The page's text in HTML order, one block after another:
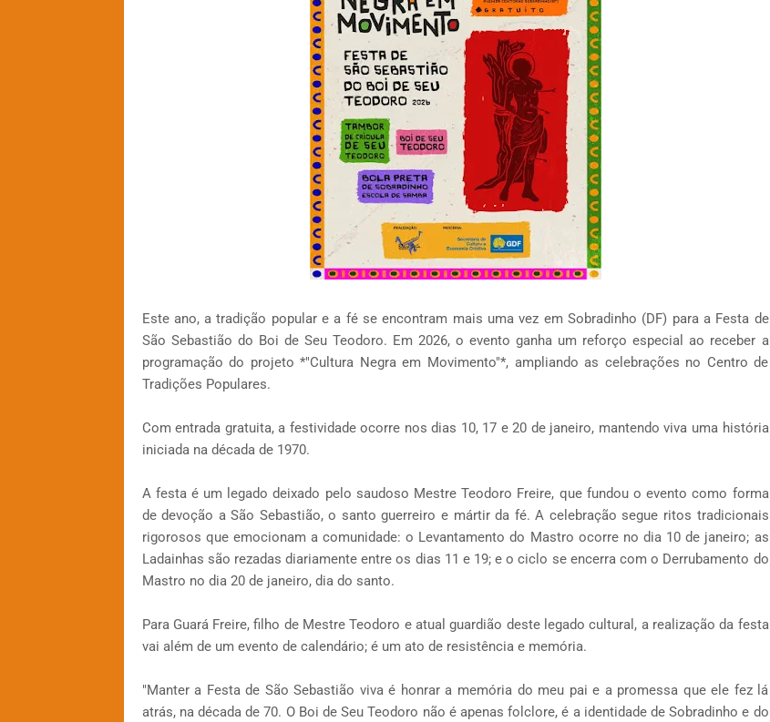
Este ano, a tradição popular e a fé se encontram mais uma vez em Sobradinho (DF) para a Festa de
São Sebastião do Boi de Seu Teodoro. Em 2026, o evento ganha um reforço especial ao receber a
programação do projeto *"Cultura Negra em Movimento"*, ampliando as celebrações no Centro de
Tradições Populares.
Com entrada gratuita, a festividade ocorre nos dias 10, 17 e 20 de janeiro, mantendo viva uma história
iniciada na década de 1970.
A festa é um legado deixado pelo saudoso Mestre Teodoro Freire, que fundou o evento como forma
de devoção a São Sebastião, o santo guerreiro e mártir da fé. A celebração segue ritos tradicionais
rigorosos que emocionam a comunidade: o Levantamento do Mastro ocorre no dia 10 de janeiro; as
Ladainhas são rezadas diariamente entre os dias 11 e 19; e o ciclo se encerra com o Derrubamento do
Mastro no dia 20 de janeiro, dia do santo.
Para Guará Freire, filho de Mestre Teodoro e atual guardião deste legado cultural, a realização da festa
vai além de um evento de calendário; é um ato de resistência e memória.
"Manter a Festa de São Sebastião viva é honrar a memória do meu pai e a promessa que ele fez lá
atrás, na década de 70. O Boi de Seu Teodoro não é apenas folclore, é a identidade de Sobradinho e do